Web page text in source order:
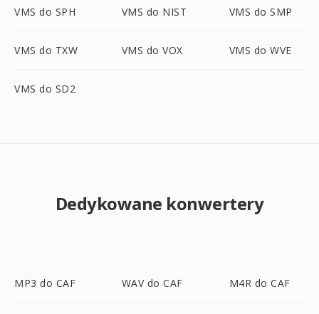
VMS do SPH VMS do NIST VMS do SMP
VMS do TXW VMS do VOX VMS do WVE
VMS do SD2
Dedykowane konwertery
MP3 do CAF WAV do CAF M4R do CAF